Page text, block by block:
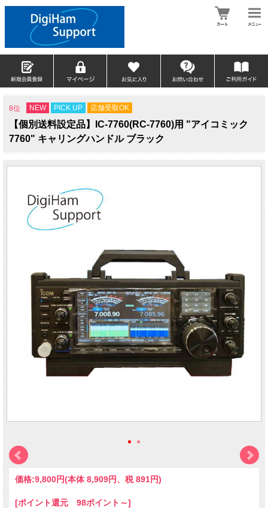
8位 NEW PICK UP 店舗受取OK
【個別送料設定品】IC-7760(RC-7760)用 "アイコミック
7760" キャリングハンドル ブラック
価格:9,800円(本体 8,909円、税 891円)
[ポイント還元 98ポイント～]